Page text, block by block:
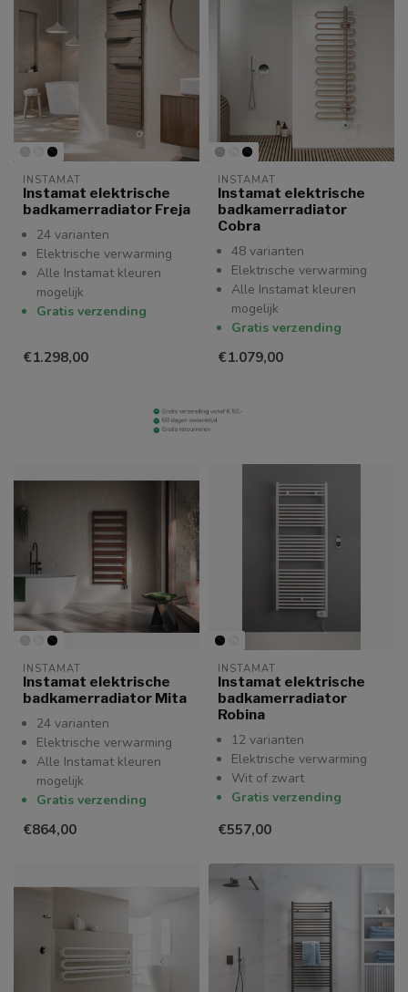
INSTAMAT
Instamat elektrische
badkamerradiator Freja
24 varianten
Elektrische verwarming
Alle Instamat kleuren
mogelijk
Gratis verzending
€1.298,00
INSTAMAT
Instamat elektrische
badkamerradiator
Cobra
48 varianten
Elektrische verwarming
Alle Instamat kleuren
mogelijk
Gratis verzending
€1.079,00
INSTAMAT
Instamat elektrische
badkamerradiator Mita
24 varianten
Elektrische verwarming
Alle Instamat kleuren
mogelijk
Gratis verzending
€864,00
INSTAMAT
Instamat elektrische
badkamerradiator
Robina
12 varianten
Elektrische verwarming
Wit of zwart
Gratis verzending
€557,00